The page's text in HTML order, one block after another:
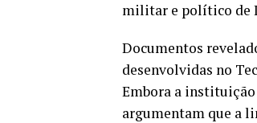
militar e político de
Documentos
desenvolvidas no
Embora a
argumentam que a